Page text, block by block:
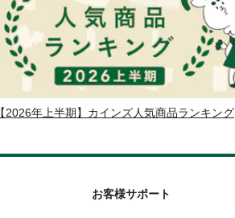
【2026年上半期】カインズ人気商品ランキング
お客様サポート